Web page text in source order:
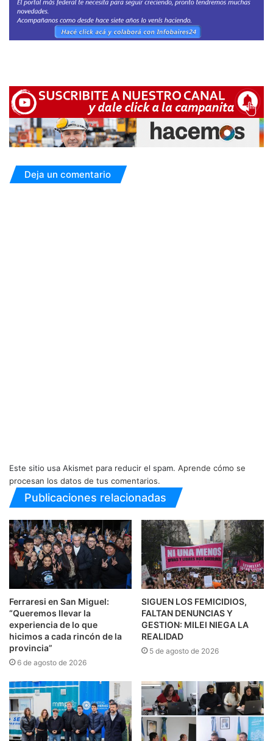
Deja un comentario
Este sitio usa Akismet para reducir el spam. Aprende cómo se
procesan los datos de tus comentarios.
Publicaciones relacionadas
Ferraresi en San Miguel:
“Queremos llevar la
experiencia de lo que
hicimos a cada rincón de la
provincia”
6 de agosto de 2026
SIGUEN LOS FEMICIDIOS,
FALTAN DENUNCIAS Y
GESTION: MILEI NIEGA LA
REALIDAD
5 de agosto de 2026